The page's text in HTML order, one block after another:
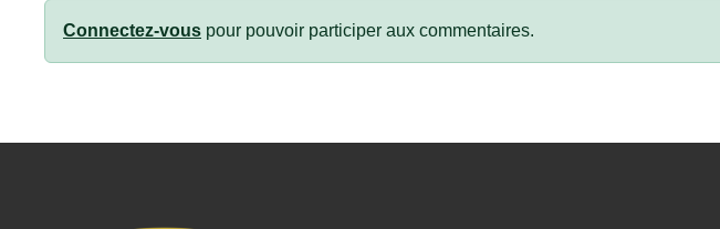
Connectez-vous pour pouvoir participer aux commentaires.